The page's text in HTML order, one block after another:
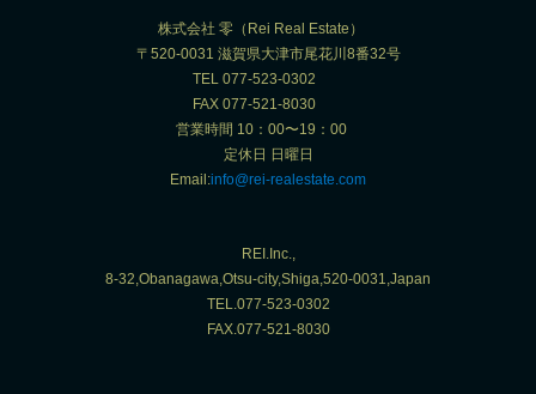
株式会社 零（Rei Real Estate）
〒520-0031 滋賀県大津市尾花川8番32号
TEL 077-523-0302
FAX 077-521-8030
営業時間 10：00〜19：00
定休日 日曜日
Email:info@rei-realestate.com
REI.Inc.,
8-32,Obanagawa,Otsu-city,Shiga,520-0031,Japan
TEL.077-523-0302
FAX.077-521-8030